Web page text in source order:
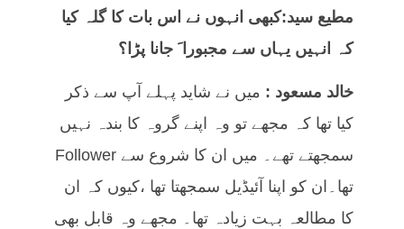
مطیع سید:کبھی انہوں نے اس بات کا گلہ کیا
کہ انہیں یہاں سے مجبورا َ جانا پڑا؟
خالد مسعود : میں نے شاید پہلے آپ سے ذکر
کیا تھا کہ مجھے تو وہ اپنے گروہ کا بندہ نہیں
سمجھتے تھے۔ میں ان کا شروع سے Follower
تھا۔ان کو اپنا آئیڈیل سمجھتا تھا ،کیوں کہ ان
کا مطالعہ بہت زیادہ تھا۔ مجھے وہ قابل بھی